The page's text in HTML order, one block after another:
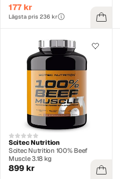
177 kr
Lägsta pris 236 kr
Scitec Nutrition
Scitec Nutrition 100% Beef
Muscle 3.18 kg
899 kr